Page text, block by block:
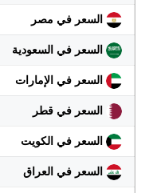
السعر في مصر
السعر في السعودية
السعر في الإمارات
السعر في قطر
السعر في الكويت
السعر في العراق